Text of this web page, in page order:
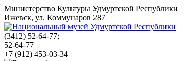
Министерство Культуры Удмуртской Республики
Ижевск, ул. Коммунаров 287
(3412) 52-64-77;
52-64-77
+7 (912) 453-03-34